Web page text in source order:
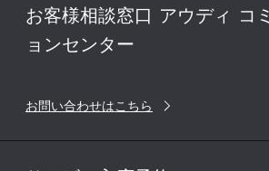
お客様相談窓口 アウディ コ
ョンセンター
お問い合わせはこちら